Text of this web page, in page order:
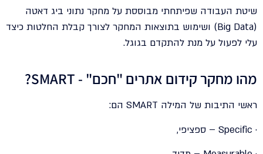
שיטת העבודה שפיתחתי מבוססת על מחקר נתוני ביג דאטה
(Big Data) ושימוש בתוצאות המחקר לצורך קבלת החלטות כיצד
עלי לפעול על מנת להתקדם בגוגל.
מהו מחקר קידום אתרים "חכם" - SMART?
ראשי התיבות של המילה SMART הם:
· Specific – ספציפי,